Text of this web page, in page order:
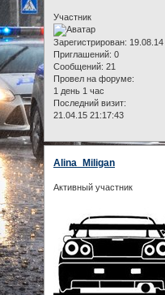
Участник
Зарегистрирован: 19.08.14
Приглашений: 0
Сообщений: 21
Провел на форуме:
1 день 1 час
Последний визит:
21.04.15 21:17:43
Alina_Miligan
Активный участник